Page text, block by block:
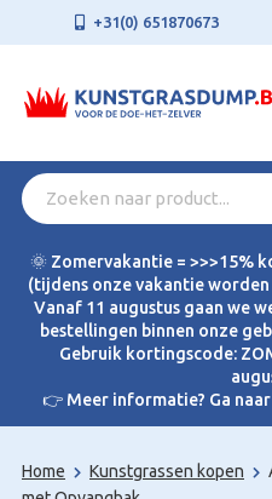
+31(0) 651870673
🌞 Zomervakantie = >>>15%
(tijdens onze vakantie
Vanaf 11 augustus gaan we
bestellingen binnen onze
Gebruik kortingscode:
👉 Meer informatie? Ga
Home Kunstgrassen kopen